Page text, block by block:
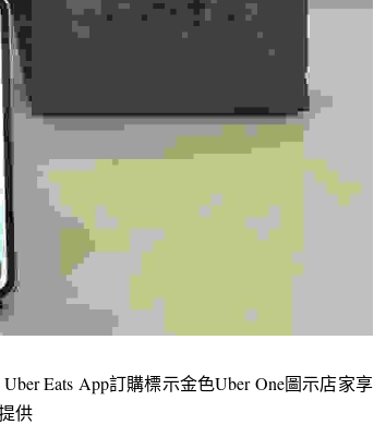
Eats App訂購標示金色Uber One圖示店家享
供